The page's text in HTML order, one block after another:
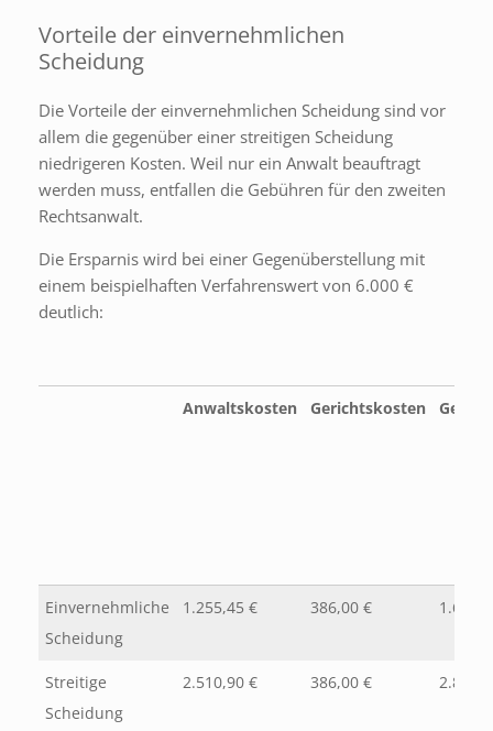
Vorteile der einvernehmlichen
Scheidung
Die Vorteile der einvernehmlichen Scheidung sind vor
allem die gegenüber einer streitigen Scheidung
niedrigeren Kosten. Weil nur ein Anwalt beauftragt
werden muss, entfallen die Gebühren für den zweiten
Rechtsanwalt.
Die Ersparnis wird bei einer Gegenüberstellung mit
einem beispielhaften Verfahrenswert von 6.000 €
deutlich:
Anwaltskosten Gerichtskosten
Einvernehmliche
Scheidung
1.255,45 € 386,00 €
Streitige
Scheidung
2.510,90 € 386,00 €